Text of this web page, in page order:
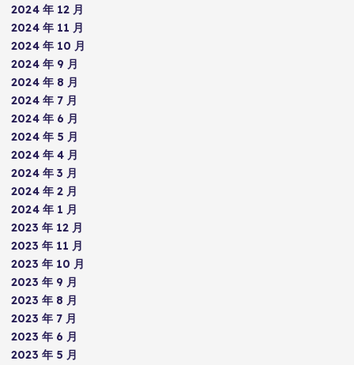
2024 年 12 月
2024 年 11 月
2024 年 10 月
2024 年 9 月
2024 年 8 月
2024 年 7 月
2024 年 6 月
2024 年 5 月
2024 年 4 月
2024 年 3 月
2024 年 2 月
2024 年 1 月
2023 年 12 月
2023 年 11 月
2023 年 10 月
2023 年 9 月
2023 年 8 月
2023 年 7 月
2023 年 6 月
2023 年 5 月